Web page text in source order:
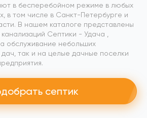
в бесперебойном режиме в любых
в том числе в Санкт-Петербурге и
В нашем каталоге представлены
Септики - Удача
обслуживание небольших
так и на целые дачные поселки
септик